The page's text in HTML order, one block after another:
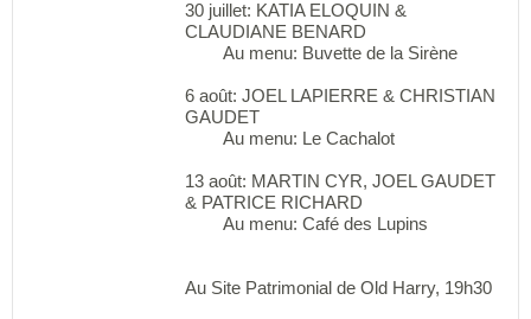
30 juillet: KATIA ELOQUIN &
CLAUDIANE BENARD
Au menu: Buvette de la Sirène
6 août: JOEL LAPIERRE & CHRISTIAN
GAUDET
Au menu: Le Cachalot
13 août: MARTIN CYR, JOEL GAUDET
& PATRICE RICHARD
Au menu: Café des Lupins
Au Site Patrimonial de Old Harry, 19h30